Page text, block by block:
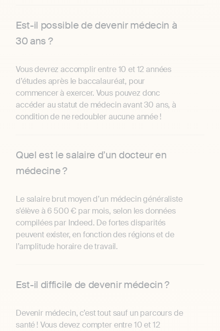
Est-il possible de devenir médecin à
30 ans ?
Vous devrez accomplir entre 10 et 12 années
d’études après le baccalauréat, pour
commencer à exercer. Vous pouvez donc
accéder au statut de médecin avant 30 ans, à
condition de ne redoubler aucune année !
Quel est le salaire d’un docteur en
médecine ?
Le salaire brut moyen d’un médecin généraliste
s’élève à 6 500 € par mois, selon les données
compilées par Indeed. De fortes disparités
peuvent exister, en fonction des régions et de
l’amplitude horaire de travail.
Est-il difficile de devenir médecin ?
Devenir médecin, c’est tout sauf un parcours de
santé ! Vous devez compter entre 10 et 12